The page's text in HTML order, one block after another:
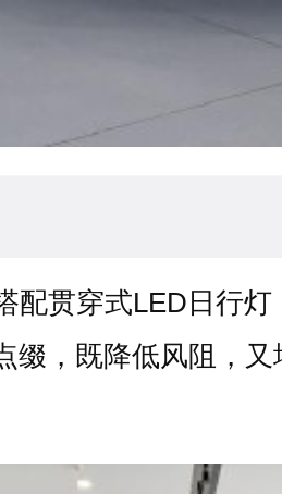
配贯穿式LED日行
，既降低风阻，